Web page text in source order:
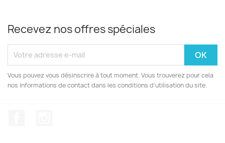
Recevez nos offres spéciales
Vous pouvez vous désinscrire à tout moment. Vous trouverez pour cela
nos informations de contact dans les conditions d'utilisation du site.